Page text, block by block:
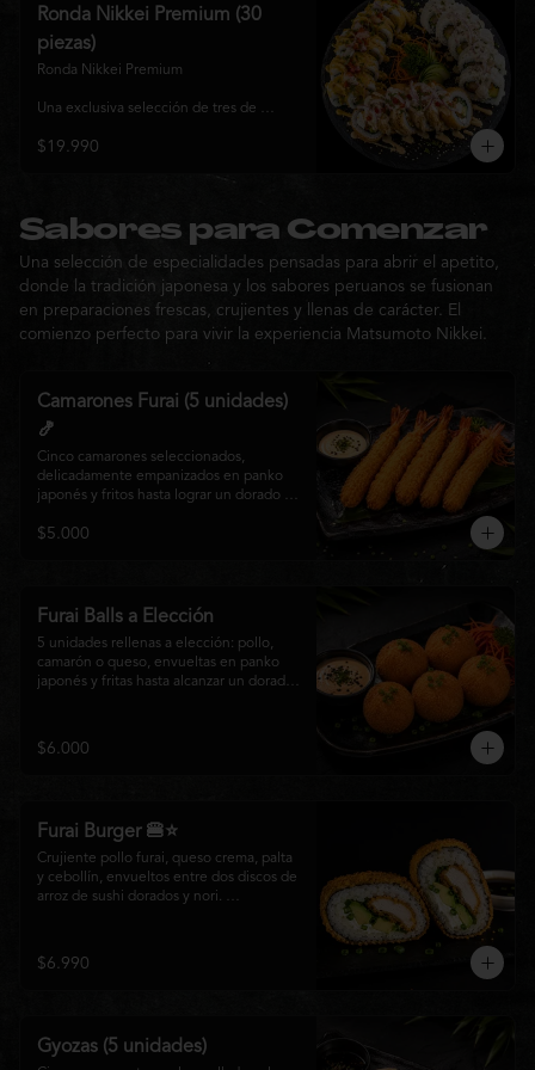
y sabor, ideal para compartir entre 3 y 4
Ronda Nikkei Premium (30
piezas)
Ronda Nikkei Premium
Una exclusiva selección de tres de
elaborados con ingredientes frescos y
pensada para compartir y descubrir la
esencia de Matsumoto Nikkei en cada
bocado.
$19.990
Sabores para Comenzar
Una selección de especialidades pensadas para abrir el apetito,
donde la tradición japonesa y los sabores peruanos se fusionan
en preparaciones frescas, crujientes y llenas de carácter. El
comienzo perfecto para vivir la experiencia Matsumoto Nikkei.
Camarones Furai (5 unidades)
🍤
Cinco camarones seleccionados,
delicadamente empanizados en panko
japonés y fritos hasta lograr un dorado
por dentro, acompañados de nuestra
nikkei.
$5.000
Furai Balls a Elección
5 unidades rellenas a elección: pollo,
camarón o queso, envueltas en panko
japonés y fritas hasta alcanzar un dorado
$6.000
Furai Burger 🍔⭐
Crujiente pollo furai, queso crema, palta
y cebollín, envueltos entre dos discos de
arroz de sushi dorados y nori.
tradición japonesa con el sabor nikkei en
cada bocado.
$6.990
Gyozas (5 unidades)